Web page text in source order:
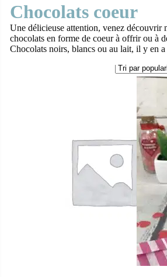
Chocolats coeur
Une délicieuse attention, venez découvrir
chocolats en forme de coeur à offrir ou à
Chocolats noirs, blancs ou au lait, il y en